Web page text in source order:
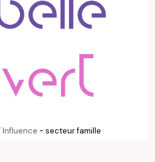
Influence - secteur famille